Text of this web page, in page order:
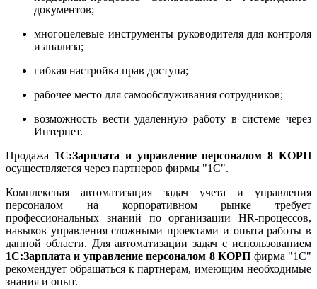
документов;
многоцелевые инструменты руководителя для контроля
и анализа;
гибкая настройка прав доступа;
рабочее место для самообслуживания сотрудников;
возможность вести удаленную работу в системе через
Интернет.
Продажа 1С:Зарплата и управление персоналом 8 КОРП
осуществляется через партнеров фирмы "1С".
Комплексная автоматизация задач учета и управления
персоналом на корпоративном рынке требует
профессиональных знаний по организации HR-процессов,
навыков управления сложными проектами и опыта работы в
данной области. Для автоматизации задач с использованием
1С:Зарплата и управление персоналом 8 КОРП фирма "1С"
рекомендует обращаться к партнерам, имеющим необходимые
знания и опыт.